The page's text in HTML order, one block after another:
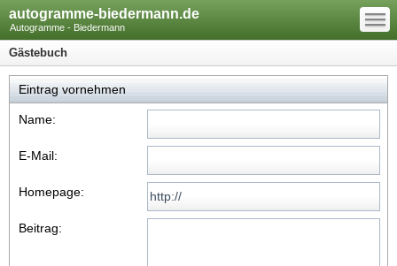
autogramme-biedermann.de
Autogramme - Biedermann
—
—
—
Gästebuch
Eintrag vornehmen
Name:
E-Mail:
Homepage:
Beitrag: